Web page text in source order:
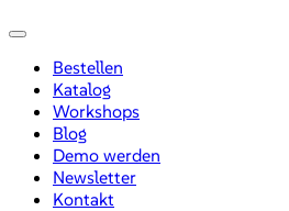
Menü
Bestellen
Katalog
Workshops
Blog
Demo werden
Newsletter
Kontakt